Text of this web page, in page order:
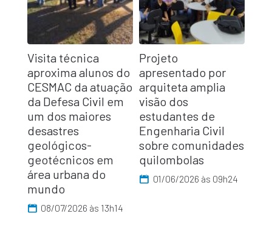
Visita técnica
aproxima alunos do
CESMAC da atuação
da Defesa Civil em
um dos maiores
desastres
geológicos-
geotécnicos em
área urbana do
mundo
08/07/2026 às 13h14
Projeto
apresentado por
arquiteta amplia
visão dos
estudantes de
Engenharia Civil
sobre comunidades
quilombolas
01/06/2026 às 09h24